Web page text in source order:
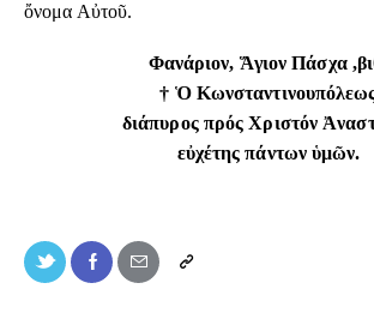
ὄνομα Αὐτοῦ.
Φανάριον, Ἅγιον Πάσχα
† Ὁ
διάπυρος πρός Χριστόν
εὐχέτης πάντων ὑμῶν.